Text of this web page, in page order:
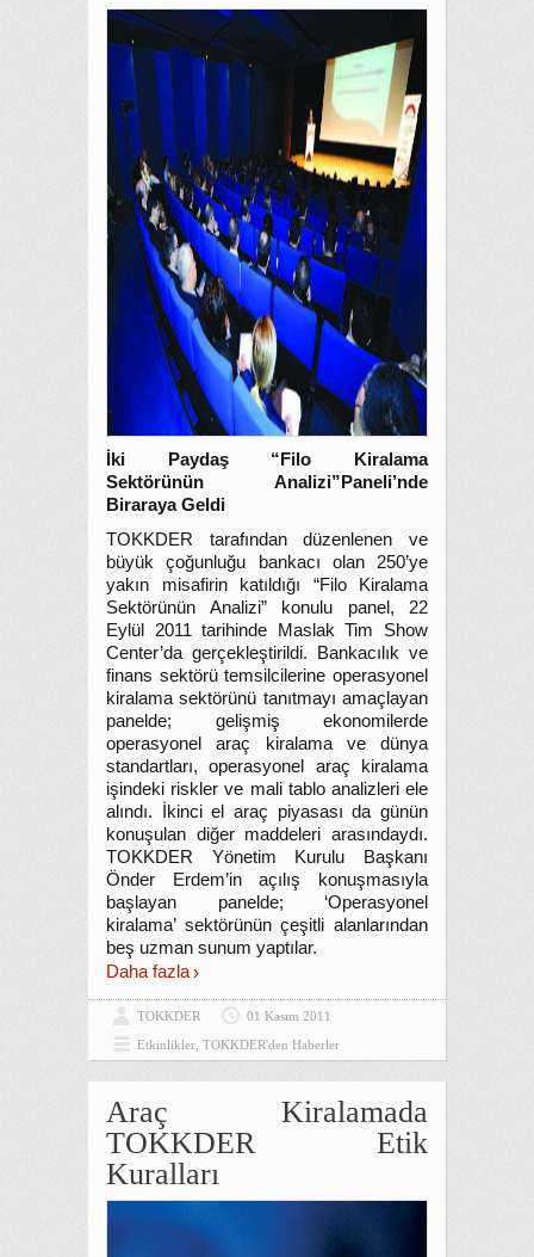
İki Paydaş “Filo Kiralama
Sektörünün Analizi”Paneli’nde
Biraraya Geldi
TOKKDER tarafından düzenlenen ve
büyük çoğunluğu bankacı olan 250’ye
yakın misafirin katıldığı “Filo Kiralama
Sektörünün Analizi” konulu panel, 22
Eylül 2011 tarihinde Maslak Tim Show
Center’da gerçekleştirildi. Bankacılık ve
finans sektörü temsilcilerine operasyonel
kiralama sektörünü tanıtmayı amaçlayan
panelde; gelişmiş ekonomilerde
operasyonel araç kiralama ve dünya
standartları, operasyonel araç kiralama
işindeki riskler ve mali tablo analizleri ele
alındı. İkinci el araç piyasası da günün
konuşulan diğer maddeleri arasındaydı.
TOKKDER Yönetim Kurulu Başkanı
Önder Erdem’in açılış konuşmasıyla
başlayan panelde; ‘Operasyonel
kiralama’ sektörünün çeşitli alanlarından
beş uzman sunum yaptılar.
Daha fazla
TOKKDER
01 Kasım 2011
Etkinlikler TOKKDER'den Haberler
Araç Kiralamada
TOKKDER Etik
Kuralları